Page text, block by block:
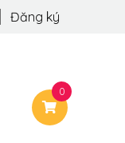
Đăng ký
0